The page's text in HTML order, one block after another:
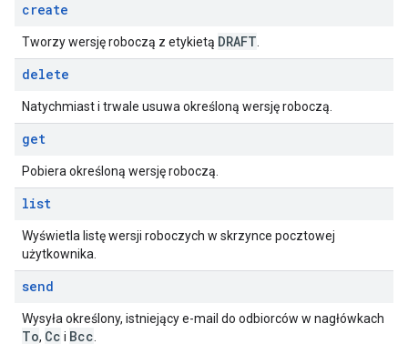
create
Tworzy wersję roboczą z etykietą DRAFT
delete
Natychmiast i trwale usuwa określoną wersję roboczą.
get
Pobiera określoną wersję roboczą.
list
Wyświetla listę wersji roboczych w skrzynce pocztowej
użytkownika.
send
Wysyła określony, istniejący e-mail do odbiorców w nagłówkach
To, Cc i Bcc